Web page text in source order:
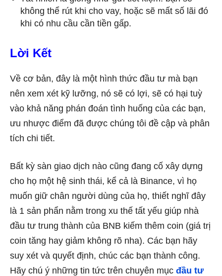
không thể rút khi cho vay, hoặc sẽ mất số lãi đó
khi có nhu cầu cần tiền gấp.
Lời Kết
Về cơ bản, đây là một hình thức đầu tư mà bạn
nên xem xét kỹ lưỡng, nó sẽ có lợi, sẽ có hại tuỳ
vào khả năng phán đoán tình huống của các bạn,
ưu nhược điểm đã được chúng tôi đề cập và phân
tích chi tiết.
Bất kỳ sàn giao dịch nào cũng đang cố xây dựng
cho họ một hệ sinh thái, kể cả là Binance, vì họ
muốn giữ chân người dùng của họ, thiết nghĩ đây
là 1 sản phẩn nằm trong xu thế tất yếu giúp nhà
đầu tư trung thành của BNB kiếm thêm coin (giá trị
coin tăng hay giảm không rõ nha). Các bạn hãy
suy xét và quyết định, chúc các bạn thành công.
Hãy chú ý những tin tức trên chuyên mục đầu tư